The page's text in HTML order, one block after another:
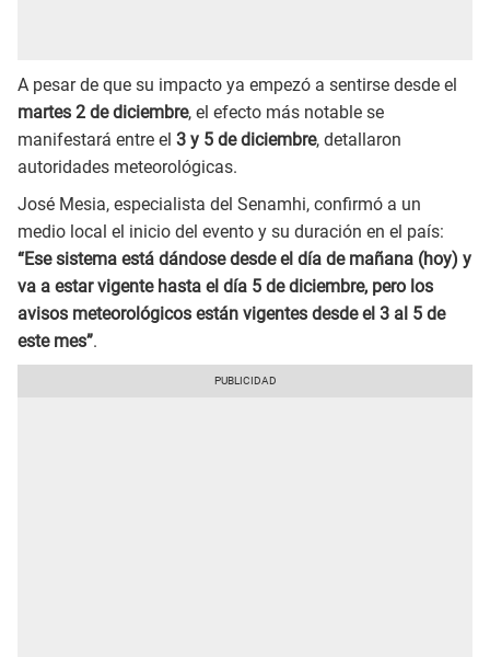
A pesar de que su impacto ya empezó a sentirse desde el
martes 2 de diciembre, el efecto más notable se
manifestará entre el 3 y 5 de diciembre, detallaron
autoridades meteorológicas.
José Mesia, especialista del Senamhi, confirmó a un
medio local el inicio del evento y su duración en el país:
“Ese sistema está dándose desde el día de mañana (hoy) y
va a estar vigente hasta el día 5 de diciembre, pero los
avisos meteorológicos están vigentes desde el 3 al 5 de
este mes”.